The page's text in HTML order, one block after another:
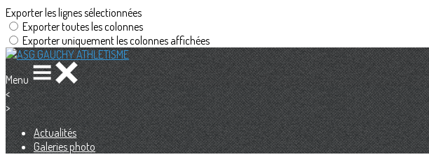
Exporter les lignes sélectionnées
Exporter toutes les colonnes
Exporter uniquement les colonnes affichées
Menu
<
>
Actualités
Galeries photo